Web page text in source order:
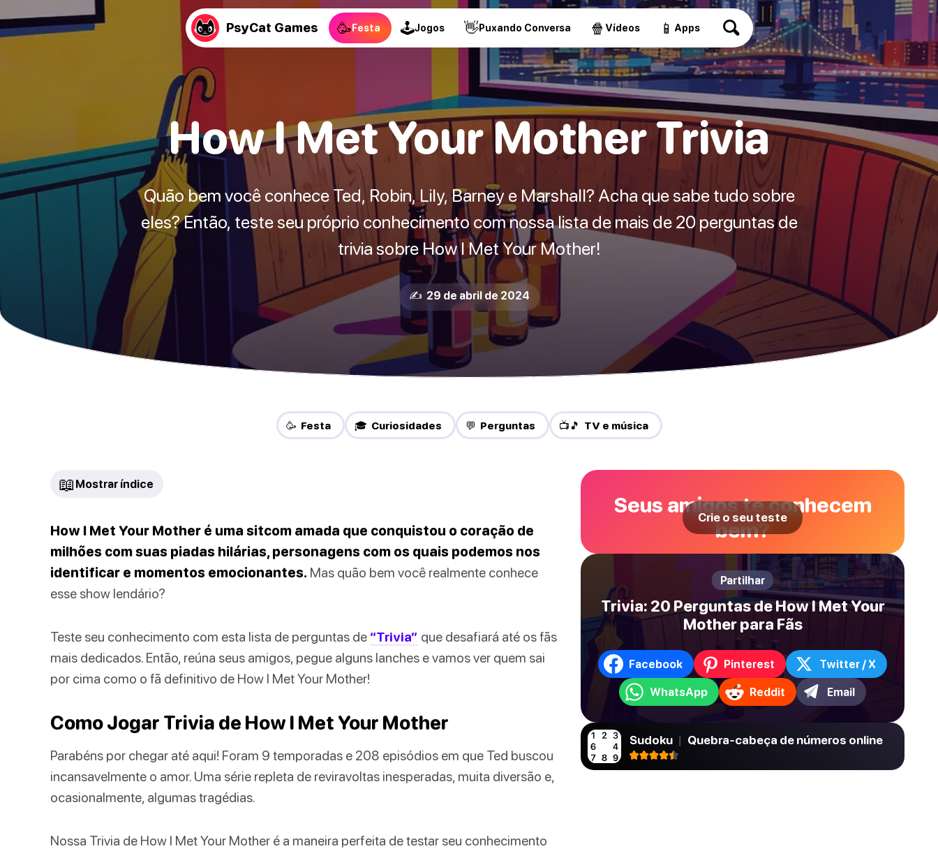
PsyCat Games 🥳Festa 🕹Jogos 👋Puxando Conversa 🍿 Vídeos 📱 Apps
How I Met Your Mother Trivia
Quão bem você conhece Ted, Robin, Lily, Barney e Marshall? Acha que sabe tudo sobre
eles? Então, teste seu próprio conhecimento com nossa lista de mais de 20 perguntas de
trivia sobre How I Met Your Mother!
✍️ 29 de abril de 2024
🥳 Festa 🎓 Curiosidades 💬 Perguntas 📺🎵 TV e música
📖 Mostrar índice
How I Met Your Mother é uma sitcom amada que conquistou o coração de
milhões com suas piadas hilárias, personagens com os quais podemos nos
identificar e momentos emocionantes. Mas quão bem você realmente conhece
esse show lendário?
Teste seu conhecimento com esta lista de perguntas de “Trivia” que desafiará até os fãs
mais dedicados. Então, reúna seus amigos, pegue alguns lanches e vamos ver quem sai
por cima como o fã definitivo de How I Met Your Mother!
Como Jogar Trivia de How I Met Your Mother
Parabéns por chegar até aqui! Foram 9 temporadas e 208 episódios em que Ted buscou
incansavelmente o amor. Uma série repleta de reviravoltas inesperadas, muita diversão e,
ocasionalmente, algumas tragédias.
Nossa Trivia de How I Met Your Mother é a maneira perfeita de testar seu conhecimento
Seus amigos te conhecem
bem?
Crie o seu teste
Partilhar
Trivia: 20 Perguntas de How I Met Your
Mother para Fãs
Facebook Pinterest Twitter / X
WhatsApp Reddit Email
Sudoku | Quebra-cabeça de números online